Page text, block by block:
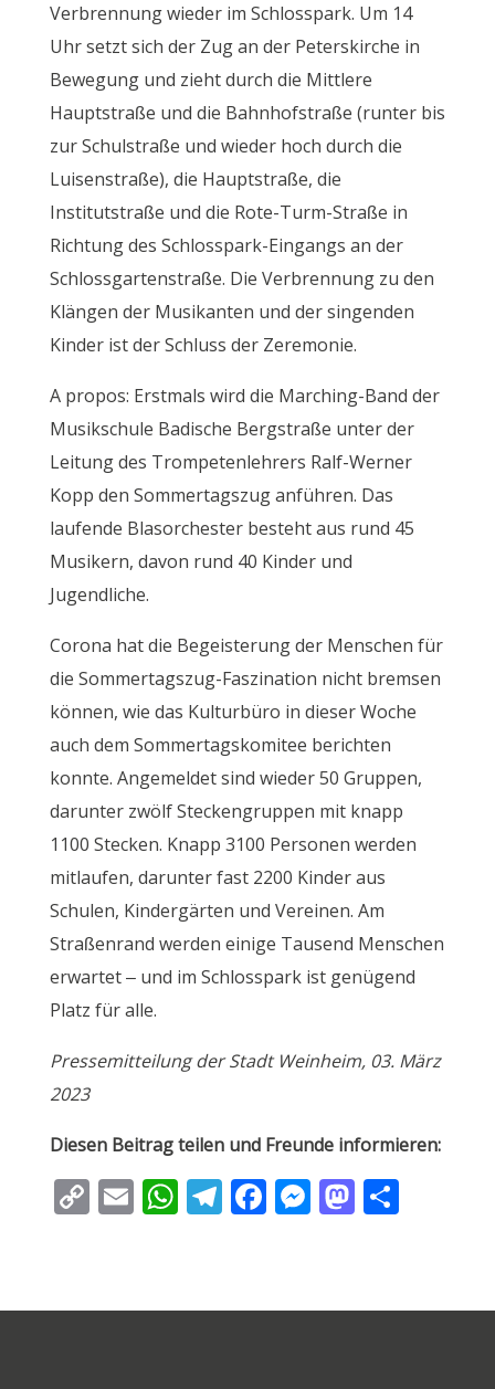
Verbrennung wieder im Schlosspark. Um 14
Uhr setzt sich der Zug an der Peterskirche in
Bewegung und zieht durch die Mittlere
Hauptstraße und die Bahnhofstraße (runter bis
zur Schulstraße und wieder hoch durch die
Luisenstraße), die Hauptstraße, die
Institutstraße und die Rote-Turm-Straße in
Richtung des Schlosspark-Eingangs an der
Schlossgartenstraße. Die Verbrennung zu den
Klängen der Musikanten und der singenden
Kinder ist der Schluss der Zeremonie.
A propos: Erstmals wird die Marching-Band der
Musikschule Badische Bergstraße unter der
Leitung des Trompetenlehrers Ralf-Werner
Kopp den Sommertagszug anführen. Das
laufende Blasorchester besteht aus rund 45
Musikern, davon rund 40 Kinder und
Jugendliche.
Corona hat die Begeisterung der Menschen für
die Sommertagszug-Faszination nicht bremsen
können, wie das Kulturbüro in dieser Woche
auch dem Sommertagskomitee berichten
konnte. Angemeldet sind wieder 50 Gruppen,
darunter zwölf Steckengruppen mit knapp
1100 Stecken. Knapp 3100 Personen werden
mitlaufen, darunter fast 2200 Kinder aus
Schulen, Kindergärten und Vereinen. Am
Straßenrand werden einige Tausend Menschen
erwartet – und im Schlosspark ist genügend
Platz für alle.
Pressemitteilung der Stadt Weinheim, 03. März
2023
Diesen Beitrag teilen und Freunde informieren:
C
y
E
l
W
s
T
gr
F
b
M
e
M
d
T
n